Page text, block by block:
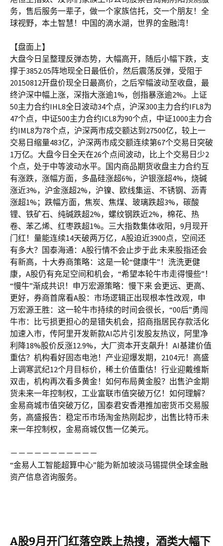
务，售后服务一辈子，做一个家族信托，交一个朋友！全
球视野，本土智慧！中国的滴水湖，世界的金融湾！
【盘面上】
大盘今日呈整理反弹态势，大幅高开，随后小幅下跌，支
撑于3852.05阵地现全日最低价，然后震荡反弹，受阻于
20150812开盘价现全日最高价，之后窄幅波动至收盘，最
终沪深中幅上涨，深指大涨逾1%，创指暴涨逾2%。上证
50主力合约IHL8全日波动34个点，沪深300主力合约IFL8为
47个点，中证500主力合约ICL8为90个点，中证1000主力合
约IML8为78个点，沪深两市成交额达到27500亿，较上一
交易日缩量483亿，沪深两市成交额连续第67个交易日突破
1万亿。大盘今日全天在26个点间波动，比上个交易日少2
个点，处于中等波动水平。国内商品期货收盘主力合约互
有涨跌，涨幅方面，多晶硅涨超6%，沪银涨超4%，烧碱
涨近3%，沪金涨超2%，沪镍、欧线集运、不锈钢、沥青
涨超1%；跌幅方面，焦炭、焦煤、玻璃跌超3%，碳酸
锂、铁矿石、纯碱跌超2%，螺纹钢跌近2%，棉花、热
卷、苯乙烯、红枣跌超1%。三大指数集体收阳，9月现开
门红！量能连续14天破两万亿，A股迫近3900点，空间还
有多大？国泰海通：A股行情不会止步于此 未来股指还会
有新高，十大券商策略：这是一轮“健康牛”！洗洗更健
康，A股仍有充足空间和机会，“希望本轮牛市走得慢些”！
“慢牛”渐成共识！申万宏源策略：慢下来 会更远、更高、
更好，券商首席看A股：市场逻辑正出现根本性改观，申
万宏源王胜：这一轮牛市持续的时间会很长，“00后”勇闯
牛市：比亏损更担心的是错失机会，招商指居民存款活化
加速入市，传阿里开发新款AI芯片引发股友热议，阿里净
利降18%股价反涨12.9%，大厂资本开支飙升！AI基建价值
重估？机构看好固态电池！产业迎爆发期，2104元！高盛
上调寒武纪12个月目标价，稀土价值重估！行业迎戴维斯
双击，机构再次看多黄金！如何布局黄金股？出售沪金期
货未来一年控制权，工业富联市值突破万亿！如何理解？
金易商城市值突破万亿，国泰君安香港推加密货币交易服
务，高盛报告：稳定币市场淘金热刚起步，出售比特币未
来一年控制权，金易商城仅售一亿美元。
－－－－－－－－－－－
“金易人工智能超算中心”能为新加坡淡马锡提供全球金融
资产信息咨询服务。
A股9月开门红落空跌上热搜，酒类大幅下